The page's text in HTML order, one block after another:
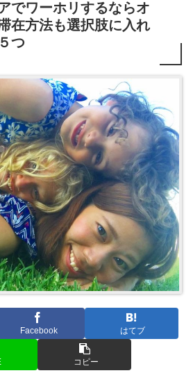
でワーホリするならオ
在方法も選択肢に入れ
つ
Facebook はてブ
コピー